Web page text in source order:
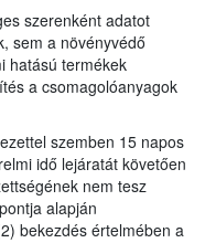
szerenként adatot
sem a növényvédő
hatású termékek
a csomagolóanyagok
szemben 15 napos
idő lejáratát követően
nem tesz
alapján
bekezdés értelmében a